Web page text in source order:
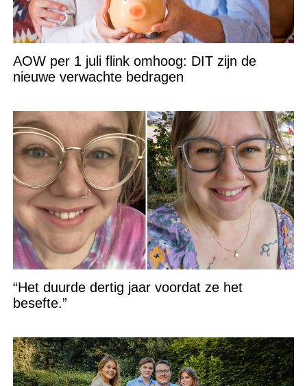
AOW per 1 juli flink omhoog: DIT zijn de
nieuwe verwachte bedragen
“Het duurde dertig jaar voordat ze het
besefte.”